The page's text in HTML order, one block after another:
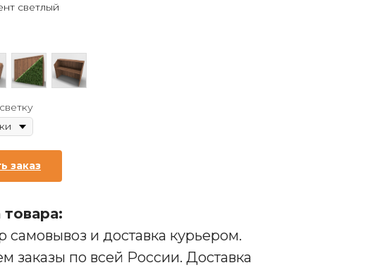
светлый
заказ
самовывоз и доставка курьером.
заказы по всей России. Доставка